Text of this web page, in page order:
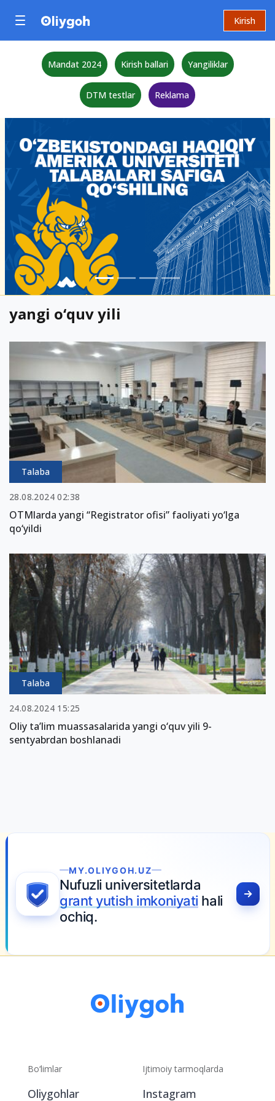
Kirish
Mandat 2024 Kirish ballari Yangiliklar
DTM testlar Reklama
yangi o‘quv yili
Talaba
28.08.2024 02:38
OTMlarda yangi “Registrator ofisi” faoliyati yo‘lga
qo‘yildi
Talaba
24.08.2024 15:25
Oliy ta’lim muassasalarida yangi o‘quv yili 9-
sentyabrdan boshlanadi
MY.OLIYGOH.UZ
Nufuzli universitetlarda
grant yutish imkoniyati hali
ochiq.
Bo‘limlar
Oliygohlar
Ijtimoiy tarmoqlarda
Instagram